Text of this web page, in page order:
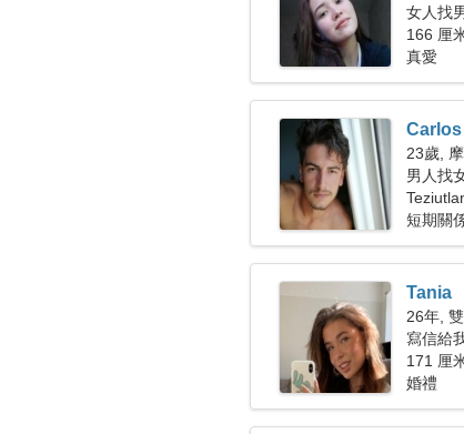
女人找
166 厘
真愛
Carlos
23歲,
男人找
短期關
Tania
26年,
寫信給
171 厘
婚禮